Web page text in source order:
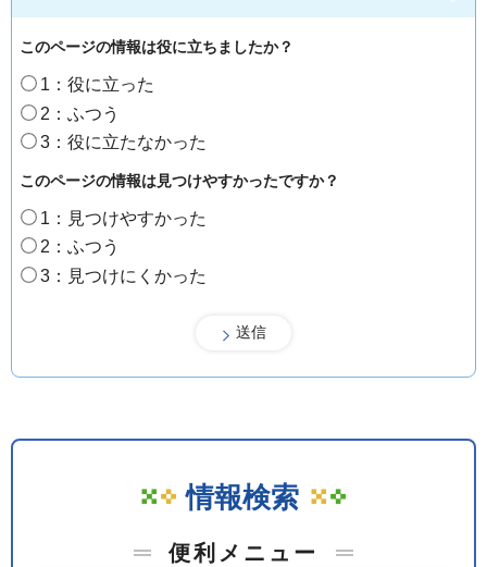
このページの情報は役に立ちましたか？
1：役に立った
2：ふつう
3：役に立たなかった
このページの情報は見つけやすかったですか？
1：見つけやすかった
2：ふつう
3：見つけにくかった
情報検索
便利メニュー